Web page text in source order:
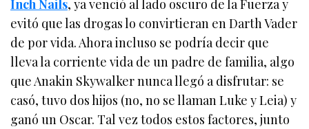
Inch Nails, ya venció al lado oscuro de la Fuerza y
evitó que las drogas lo convirtieran en Darth Vader
de por vida. Ahora incluso se podría decir que
lleva la corriente vida de un padre de familia, algo
que Anakin Skywalker nunca llegó a disfrutar: se
casó, tuvo dos hijos (no, no se llaman Luke y Leia) y
ganó un Oscar. Tal vez todos estos factores, junto